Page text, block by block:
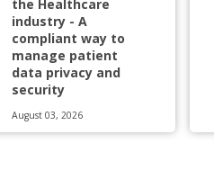
the Healthcare
industry - A
compliant way to
manage patient
data privacy and
security
August 03, 2026